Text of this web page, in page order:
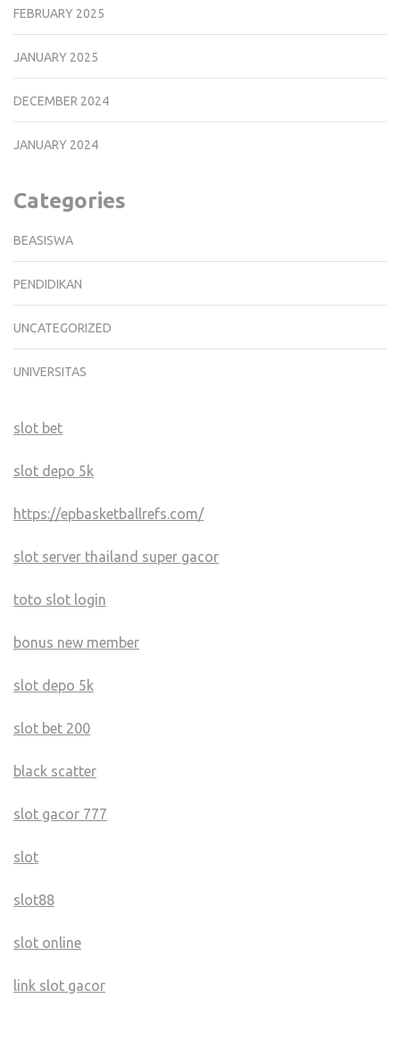
FEBRUARY 2025
JANUARY 2025
DECEMBER 2024
JANUARY 2024
Categories
BEASISWA
PENDIDIKAN
UNCATEGORIZED
UNIVERSITAS
slot bet
slot depo 5k
https://epbasketballrefs.com/
slot server thailand super gacor
toto slot login
bonus new member
slot depo 5k
slot bet 200
black scatter
slot gacor 777
slot
slot88
slot online
link slot gacor